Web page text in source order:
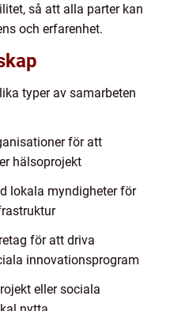
så att alla parter kan
och erfarenhet.
typer av samarbeten
för att
hälsoprojekt
lokala myndigheter för
för att driva
innovationsprogram
eller sociala